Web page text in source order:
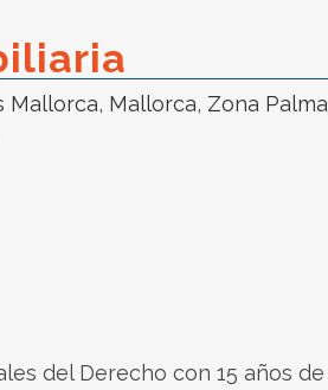
Mallorca, Mallorca, Zona Palma
del Derecho con 15 años